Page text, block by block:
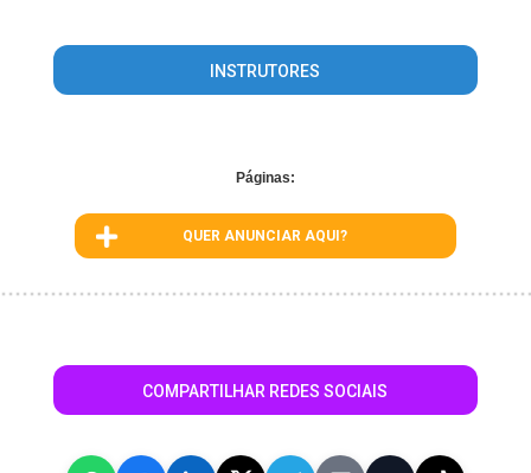
INSTRUTORES
Páginas:
QUER ANUNCIAR AQUI?
COMPARTILHAR REDES SOCIAIS